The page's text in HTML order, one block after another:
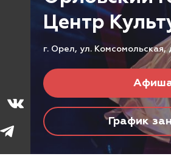
Центр
г. Орел, ул. Комсомольская,
График